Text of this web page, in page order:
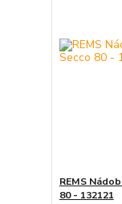
REMS
80 - 132121